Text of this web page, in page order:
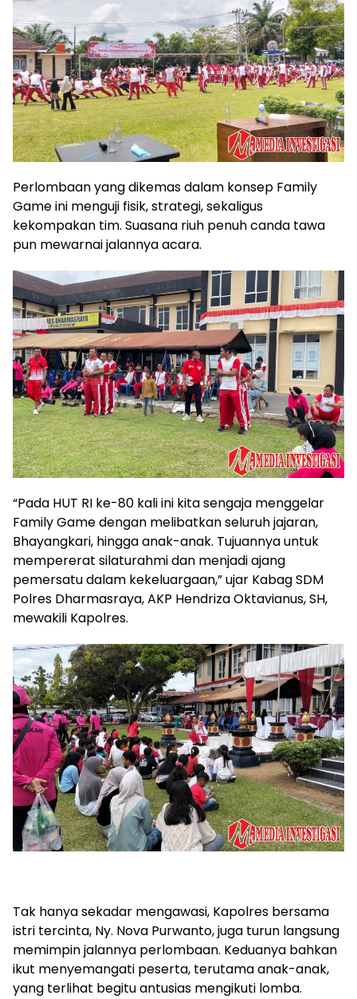
Perlombaan yang dikemas dalam konsep Family
Game ini menguji fisik, strategi, sekaligus
kekompakan tim. Suasana riuh penuh canda tawa
pun mewarnai jalannya acara.
“Pada HUT RI ke-80 kali ini kita sengaja menggelar
Family Game dengan melibatkan seluruh jajaran,
Bhayangkari, hingga anak-anak. Tujuannya untuk
mempererat silaturahmi dan menjadi ajang
pemersatu dalam kekeluargaan,” ujar Kabag SDM
Polres Dharmasraya, AKP Hendriza Oktavianus, SH,
mewakili Kapolres.
Tak hanya sekadar mengawasi, Kapolres bersama
istri tercinta, Ny. Nova Purwanto, juga turun langsung
memimpin jalannya perlombaan. Keduanya bahkan
ikut menyemangati peserta, terutama anak-anak,
yang terlihat begitu antusias mengikuti lomba.